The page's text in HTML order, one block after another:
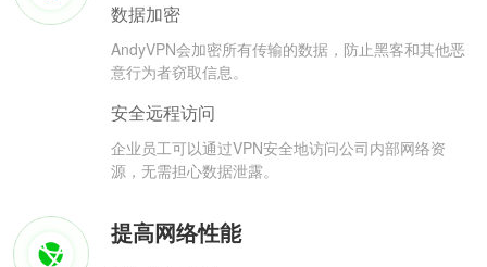
数据加密
AndyVPN会加密所有传输的数据，防止黑客和其他恶
意行为者窃取信息。
安全远程访问
企业员工可以通过VPN安全地访问公司内部网络资
源，无需担心数据泄露。
提高网络性能